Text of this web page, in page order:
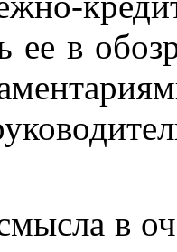
ее в
в